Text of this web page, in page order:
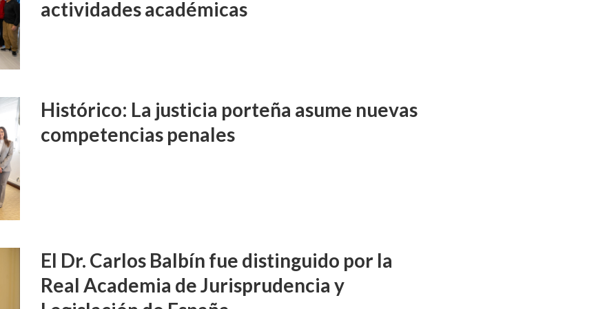
actividades académicas
Histórico: La justicia porteña asume nuevas
competencias penales
El Dr. Carlos Balbín fue distinguido por la
Real Academia de Jurisprudencia y